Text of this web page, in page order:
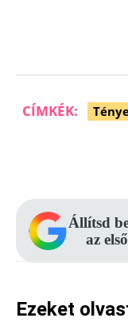
CÍMKÉK:
Állítsd
az
Ezeket